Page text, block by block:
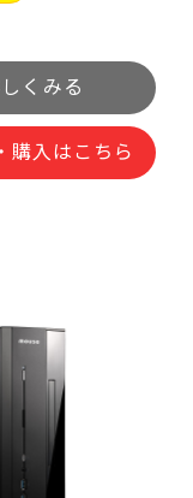
くみる
購入はこちら